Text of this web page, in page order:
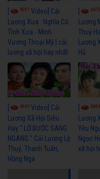
[ 6051 Video] Cải
Lương Xưa : Nghĩa Cũ
Tình Xưa - Minh
Vương Thoại Mỹ | cải
lương xã hội hay nhất
[
Lương
Thuỷ
Lương
Hủ
6967 Video] Cải
Lương Xã Hội Siêu
Hay " LỠ BƯỚC SANG
NGANG " Cải Lương Lệ
Thuỷ, Thanh Tuấn,
Hồng Nga
Lương
Yêu
Ngọc
xã hội